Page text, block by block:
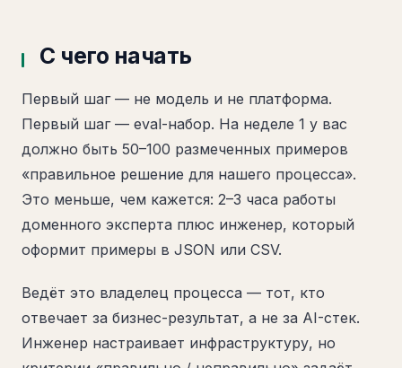
С чего начать
Первый шаг — не модель и не платформа.
Первый шаг — eval-набор. На неделе 1 у вас
должно быть 50–100 размеченных примеров
«правильное решение для нашего процесса».
Это меньше, чем кажется: 2–3 часа работы
доменного эксперта плюс инженер, который
оформит примеры в JSON или CSV.
Ведёт это владелец процесса — тот, кто
отвечает за бизнес-результат, а не за AI-стек.
Инженер настраивает инфраструктуру, но